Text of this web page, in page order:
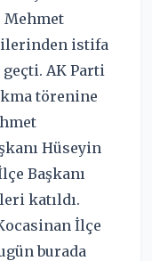
Mehmet
istifa
AK Parti
törenine
Hüseyin
Başkanı
katıldı.
İlçe
burada